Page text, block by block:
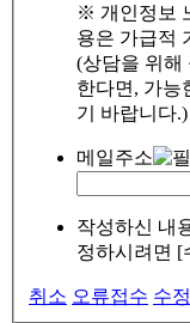
※ 개인정보
용은 가급적
(상담을 위해
한다면, 가능
기 바랍니다.)
메일주소
작성하신 내
정하시려면 [
취소 오류접수 수정